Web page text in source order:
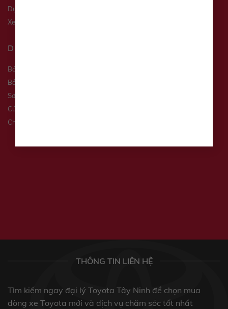
Dự toán chi phí
Xe qua sử dụng
DỊCH VỤ
Bảo Dưỡng Định Kỳ
Bảo Dưỡng Nhanh
Sơn Nhanh
Cứu Hộ Xe
Chăm Sóc & Làm Đẹp Xe
THÔNG TIN LIÊN HỆ
Tìm kiếm ngay đại lý Toyota Tây Ninh để chọn mua
dòng xe Toyota mới và dịch vụ chăm sóc tốt nhất